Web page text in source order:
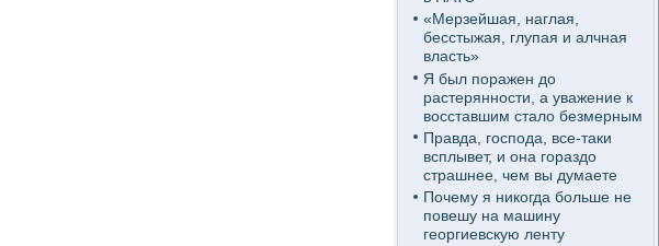
«Мерзейшая, наглая,
бесстыжая, глупая и алчная
власть»
Я был поражен до
растерянности, а уважение к
восставшим стало безмерным
Правда, господа, все-таки
всплывет, и она гораздо
страшнее, чем вы думаете
Почему я никогда больше не
повешу на машину
георгиевскую ленту